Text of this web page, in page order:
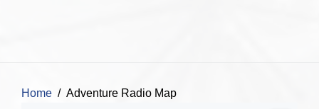
Home Adventure Radio Map